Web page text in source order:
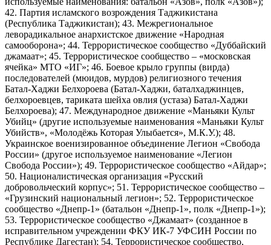
42. Партия исламского возрождения Таджикистана
(Республика Таджикистан); 43. Межрегиональное
леворадикальное анархистское движение «Народная
самооборона»; 44. Террористическое сообщество «Дуббайский
джамаат»; 45. Террористическое сообщество – «московская
ячейка» МТО «ИГ»; 46. Боевое крыло группы (вирда)
последователей (мюидов, мурдов) религиозного течения
Батал-Хаджи Белхороева (Батал-Хаджи, баталхаджинцев,
белхороевцев, тариката шейха овлия (устаза) Батал-Хаджи
Белхороева); 47. Международное движение «Маньяки Культ
Убийц» (другие используемые наименования «Маньяки Культ
Убийств», «Молодёжь Которая Улыбается», М.К.У.); 48.
Украинское военизированное объединение Легион «Свобода
России» (другое используемое наименование «Легион
Свобода России»); 49. Террористическое сообщество «Айдар»;
50. Националистическая организация «Русский
добровольческий корпус»; 51. Террористическое сообщество –
«Грузинский национальный легион»; 52. Террористическое
сообщество «Днепр-1» (батальон «Днепр-1», полк «Днепр-1»);
53. Террористическое сообщество «Джамаат» (созданное в
исправительном учреждении ФКУ ИК-7 УФСИН России по
Республике Дагестан); 54. Террористическое сообщество,